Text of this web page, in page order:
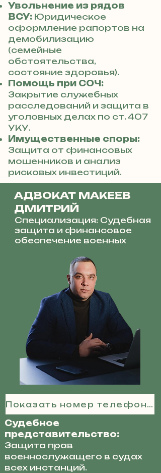
Увольнение из рядов
ВСУ: Юридическое
оформление рапортов на
демобилизацию
(семейные
обстоятельства,
состояние здоровья).
Помощь при СОЧ:
Закрытие служебных
расследований и защита в
уголовных делах по ст. 407
УКУ.
Имущественные споры:
Защита от финансовых
мошенников и анализ
рисковых инвестиций.
АДВОКАТ МАКЕЕВ
ДМИТРИЙ
Специализация: Судебная
защита и финансовое
обеспечение военных
Показать номер телефона
Судебное
представительство:
Защита прав
военнослужащего в судах
всех инстанций.